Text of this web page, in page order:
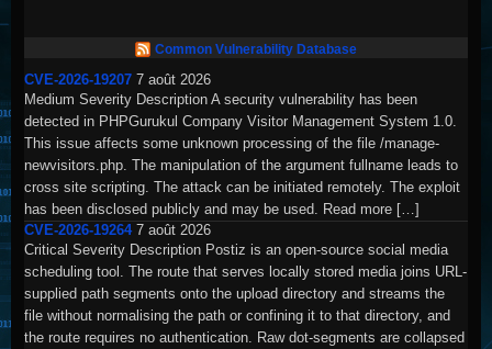
Common Vulnerability Database
CVE-2026-19207 7 août 2026
Medium Severity Description A security vulnerability has been
detected in PHPGurukul Company Visitor Management System 1.0.
This issue affects some unknown processing of the file /manage-
newvisitors.php. The manipulation of the argument fullname leads to
cross site scripting. The attack can be initiated remotely. The exploit
has been disclosed publicly and may be used. Read more […]
CVE-2026-19264 7 août 2026
Critical Severity Description Postiz is an open-source social media
scheduling tool. The route that serves locally stored media joins URL-
supplied path segments onto the upload directory and streams the
file without normalising the path or confining it to that directory, and
the route requires no authentication. Raw dot-segments are collapsed